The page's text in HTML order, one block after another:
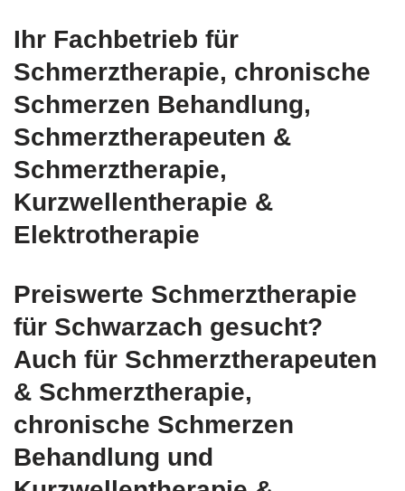
Ihr Fachbetrieb für
Schmerztherapie, chronische
Schmerzen Behandlung,
Schmerztherapeuten &
Schmerztherapie,
Kurzwellentherapie &
Elektrotherapie
Preiswerte Schmerztherapie
für Schwarzach gesucht?
Auch für Schmerztherapeuten
& Schmerztherapie,
chronische Schmerzen
Behandlung und